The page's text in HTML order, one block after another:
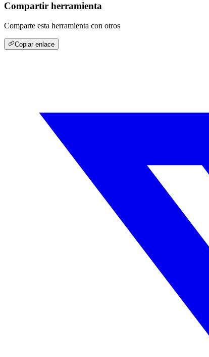
Compartir herramienta
Comparte esta herramienta con otros
Copiar enlace